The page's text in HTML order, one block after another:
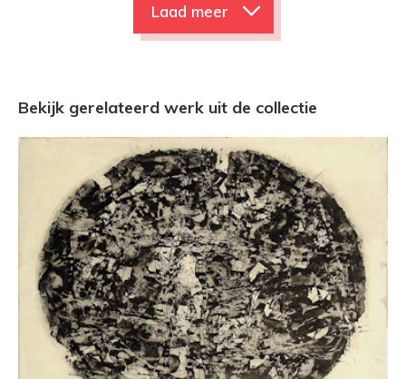
Laad meer
Bekijk gerelateerd werk uit de collectie